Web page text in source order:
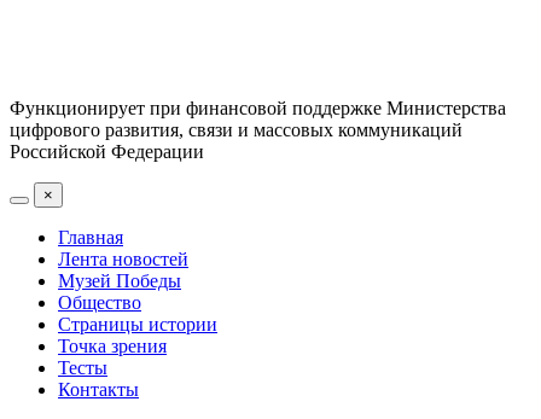
Функционирует при финансовой поддержке Министерства
цифрового развития, связи и массовых коммуникаций
Российской Федерации
×
Главная
Лента новостей
Музей Победы
Общество
Страницы истории
Точка зрения
Тесты
Контакты